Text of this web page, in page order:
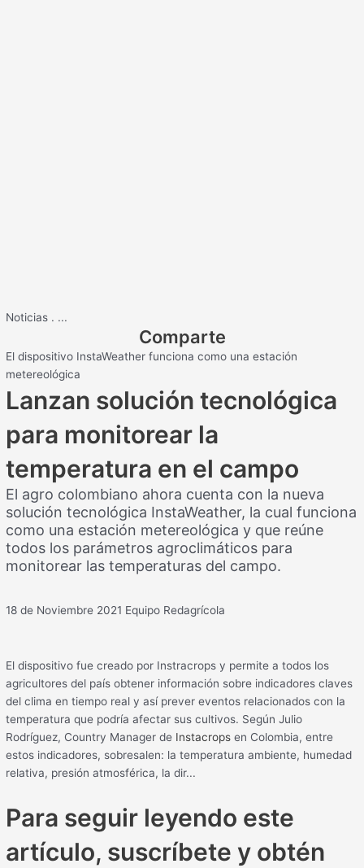
Noticias . ...
Comparte
El dispositivo InstaWeather funciona como una estación
metereológica
Lanzan solución tecnológica
para monitorear la
temperatura en el campo
El agro colombiano ahora cuenta con la nueva
solución tecnológica InstaWeather, la cual funciona
como una estación metereológica y que reúne
todos los parámetros agroclimáticos para
monitorear las temperaturas del campo.
18 de Noviembre 2021 Equipo Redagrícola
El dispositivo fue creado por Instracrops y permite a todos los
agricultores del país obtener información sobre indicadores claves
del clima en tiempo real y así prever eventos relacionados con la
temperatura que podría afectar sus cultivos. Según Julio
Rodríguez, Country Manager de Instacrops en Colombia, entre
estos indicadores, sobresalen: la temperatura ambiente, humedad
relativa, presión atmosférica, la dir...
Para seguir leyendo este
artículo, suscríbete y obtén